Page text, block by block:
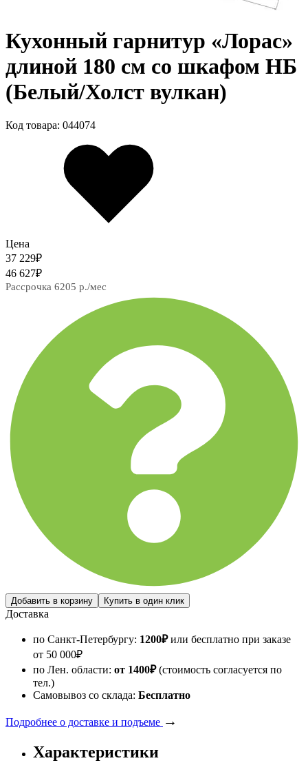
Кухонный гарнитур «Лорас»
длиной 180 см со шкафом НБ
(Белый/Холст вулкан)
Код товара: 044074
Цена
37 229₽
46 627₽
Рассрочка 6205 р./мес
Доставка
по Санкт-Петербургу: 1200₽или бесплатно при заказе
от 50 000₽
по Лен. области: от 1400₽(стоимость согласуется по
тел.)
Самовывоз со склада: Бесплатно
Подробнее о доставке и подъеме →
Характеристики